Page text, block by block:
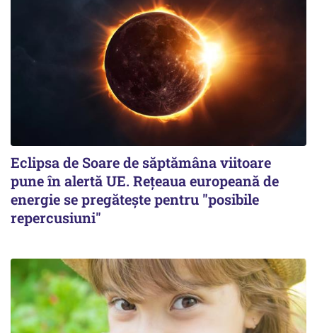
Eclipsa de Soare de săptămâna viitoare
pune în alertă UE. Rețeaua europeană de
energie se pregătește pentru "posibile
repercusiuni"